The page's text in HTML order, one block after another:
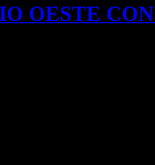
OESTE